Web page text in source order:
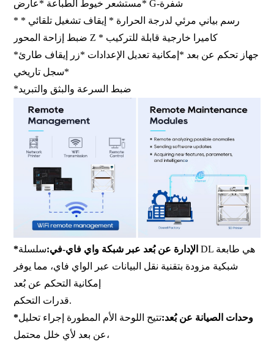
* رسم بياني مرئي لدرجة الحرارة * إيقاف تشغيل تلقائي *
*جهاز تحكم عن بعد *إمكانية تعديل الإعدادات *زر إيقاف طارئ
*الإدارة عن بُعد عبر شبكة واي فاي-في:سلسلة DL هي طابعة
شبكية مزودة بتقنية نقل البيانات عبر الواي فاي، مما يوفر
قدرات التحكم.
*وحدات الصيانة عن بُعد:تتيح اللوحة الأم المطورة إجراء تحليل
عن بعد لأي خلل محتمل،